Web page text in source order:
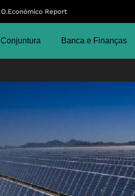
O.Económico Report
Conjuntura Banca e Finanças